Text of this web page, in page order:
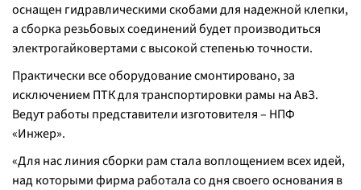
оснащен гидравлическими скобами для надежной клепки,
а сборка резьбовых соединений будет производиться
электрогайковертами с высокой степенью точности.
Практически все оборудование смонтировано, за
исключением ПТК для транспортировки рамы на АвЗ.
Ведут работы представители изготовителя – НПФ
«Инжер».
«Для нас линия сборки рам стала воплощением всех идей,
над которыми фирма работала со дня своего основания в